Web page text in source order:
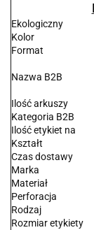
Ekologiczny
Kolor
Format
Nazwa B2B
Ilość arkuszy
Kategoria B2B
Ilość etykiet na
Kształt
Czas dostawy
Marka
Materiał
Perforacja
Rodzaj
Rozmiar etykiety